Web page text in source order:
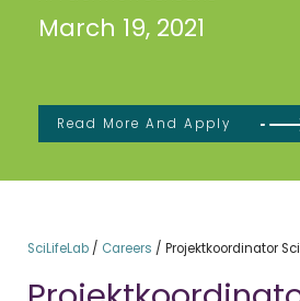
March 19, 2021
Read More And Apply
SciLifeLab/ Careers / Projektkoordinator